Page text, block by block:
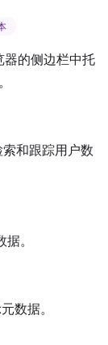
器的侧边栏中托
和跟踪用户数
。
数据。